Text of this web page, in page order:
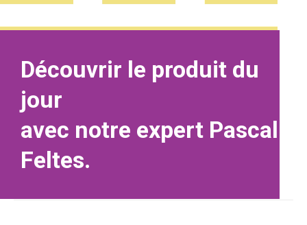
Découvrir le produit du
jour
avec notre expert Pascal
Feltes.